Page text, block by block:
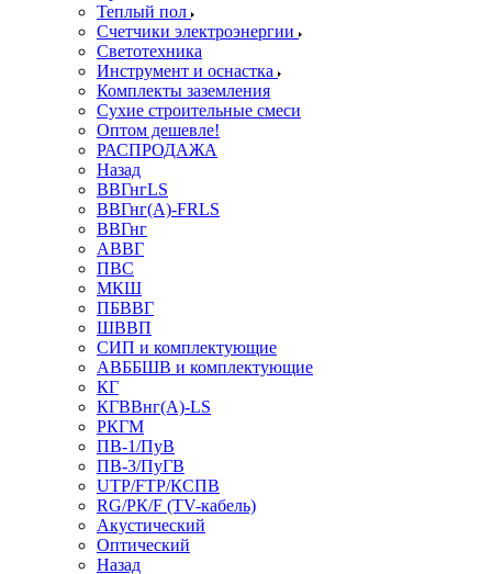
Теплый пол
Счетчики электроэнергии
Светотехника
Инструмент и оснастка
Комплекты заземления
Сухие строительные смеси
Оптом дешевле!
РАСПРОДАЖА
Назад
ВВГнгLS
ВВГнг(А)-FRLS
ВВГнг
АВВГ
ПВС
МКШ
ПБВВГ
ШВВП
СИП и комплектующие
АВББШВ и комплектующие
КГ
КГВВнг(А)-LS
РКГМ
ПВ-1/ПуВ
ПВ-3/ПуГВ
UTP/FTP/КСПВ
RG/РК/F (TV-кабель)
Акустический
Оптический
Назад